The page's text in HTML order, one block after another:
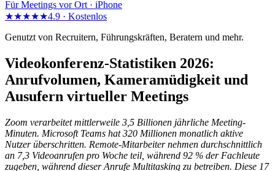
Für Meetings vor Ort · iPhone
★★★★★4.9 · Kostenlos
Genutzt von Recruitern, Führungskräften, Beratern und mehr.
Videokonferenz-Statistiken 2026:
Anrufvolumen, Kameramüdigkeit und
Ausufern virtueller Meetings
Zoom verarbeitet mittlerweile 3,5 Billionen jährliche Meeting-
Minuten. Microsoft Teams hat 320 Millionen monatlich aktive
Nutzer überschritten. Remote-Mitarbeiter nehmen durchschnittlich
an 7,3 Videoanrufen pro Woche teil, während 92 % der Fachleute
zugeben, während dieser Anrufe Multitasking zu betreiben. Diese 17